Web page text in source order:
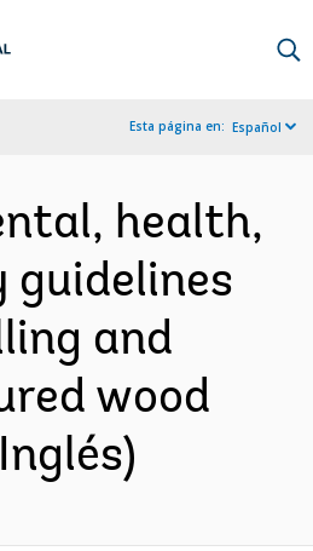
Esta página en: Español
health,
guidelines
and
wood